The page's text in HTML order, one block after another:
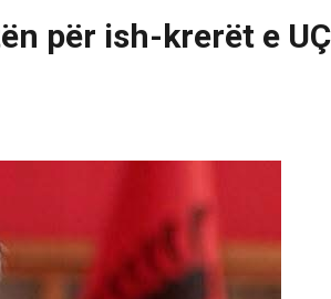
për ish-krerët e